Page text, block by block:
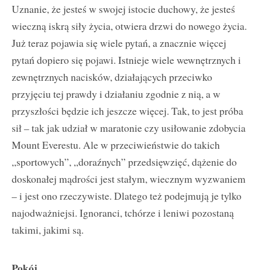
Uznanie, że jesteś w swojej istocie duchowy, że jesteś
wieczną iskrą siły życia, otwiera drzwi do nowego życia.
Już teraz pojawia się wiele pytań, a znacznie więcej
pytań dopiero się pojawi. Istnieje wiele wewnętrznych i
zewnętrznych nacisków, działających przeciwko
przyjęciu tej prawdy i działaniu zgodnie z nią, a w
przyszłości będzie ich jeszcze więcej. Tak, to jest próba
sił – tak jak udział w maratonie czy usiłowanie zdobycia
Mount Everestu. Ale w przeciwieństwie do takich
„sportowych”, „doraźnych” przedsięwzięć, dążenie do
doskonałej mądrości jest stałym, wiecznym wyzwaniem
– i jest ono rzeczywiste. Dlatego też podejmują je tylko
najodważniejsi. Ignoranci, tchórze i leniwi pozostaną
takimi, jakimi są.